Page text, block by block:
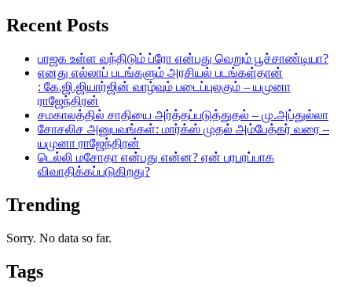
Recent Posts
பாஜக உள்ள வந்திடும் ப்ரோ என்பது வெறும் பூச்சாண்டியா?
எனது எல்லாப் படங்களும் அரசியல் படங்கள்தான்
: கே.ஜி.ஜியார்ஜின் வாழ்வும் படைப்புலகும் – யமுனா
ராஜேந்திரன்
சமகாலத்தில் சாதியை அர்த்தப்படுத்துதல் – மு.அப்துல்லா
சோசலிச அனுபவங்கள்: மார்க்ஸ் முதல் அம்பேத்கர் வரை –
யமுனா ராஜேந்திரன்
டெல்லி மசோதா என்பது என்ன? ஏன் பரபரப்பாக
விவாதிக்கப்படுகிறது?
Trending
Sorry. No data so far.
Tags